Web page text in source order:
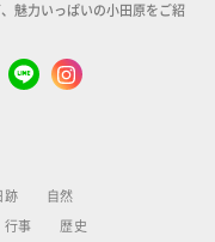
魅力いっぱいの小田原をご紹
跡 自然
行事 歴史